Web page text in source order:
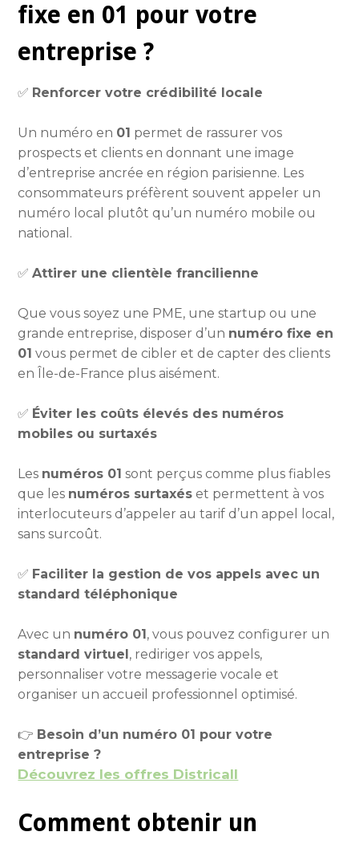
fixe en 01 pour votre
entreprise ?
✅ Renforcer votre crédibilité locale
Un numéro en 01 permet de rassurer vos
prospects et clients en donnant une image
d’entreprise ancrée en région parisienne. Les
consommateurs préfèrent souvent appeler un
numéro local plutôt qu’un numéro mobile ou
national.
✅Attirer une clientèle francilienne
Que vous soyez une PME, une startup ou une
grande entreprise, disposer d’un numéro fixe en
01 vous permet de cibler et de capter des clients
en Île-de-France plus aisément.
✅ Éviter les coûts élevés des numéros
mobiles ou surtaxés
Les numéros 01 sont perçus comme plus fiables
que les numéros surtaxés et permettent à vos
interlocuteurs d’appeler au tarif d’un appel local,
sans surcoût.
✅ Faciliter la gestion de vos appels avec un
standard téléphonique
Avec un numéro 01 , vous pouvez configurer un
standard virtuel , rediriger vos appels,
personnaliser votre messagerie vocale et
organiser un accueil professionnel optimisé.
👉 Besoin d’un numéro 01 pour votre
entreprise ?
Découvrez les offres Districall
Comment obtenir un